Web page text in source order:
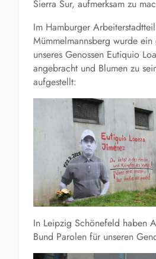
Sierra Sur, aufmerksam zu
Im Hamburger Arbeiterstadtteil
Mümmelmannsberg wurde
unseres Genossen Eutiquio
angebracht und Blumen zu
aufgestellt:
In Leipzig Schönefeld haben
Bund Parolen für unseren